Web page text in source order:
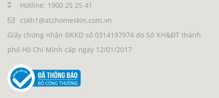
Hotline: 1900 25 25 41
cskh1@atzhomeskin.com.vn
Giấy chứng nhận ĐKKD số 0314197974 do Sở KH&ĐT thành
phố Hồ Chí Minh cấp ngày 12/01/2017